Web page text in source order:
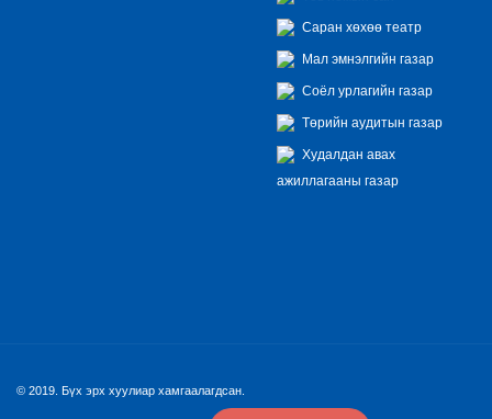
Саран хөхөө театр
Мал эмнэлгийн газар
Соёл урлагийн газар
Төрийн аудитын газар
Худалдан авах
ажиллагааны газар
© 2019. Бүх эрх хуулиар хамгаалагдсан.